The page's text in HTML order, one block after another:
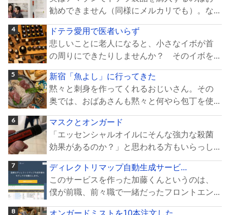
勧めできません（同様にメルカリでも）。な...
ドテラ愛用で医者いらず
悲しいことに老人になると、小さなイボが首
の周りにできたりしませんか？ そのイボを...
新宿「魚よし」に行ってきた
黙々と刺身を作ってくれるおじいさん。その
奥では、おばあさんも黙々と何やら包丁を使...
マスクとオンガード
「エッセンシャルオイルにそんな強力な殺菌
効果があるのか？」と思われる方もいらっし...
ディレクトリマップ自動生成サービ...
このサービスを作った加藤くんというのは、
僕が前職、前々職で一緒だったフロントエン...
オンガードミストを10本注文した